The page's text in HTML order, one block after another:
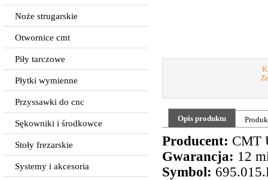
Noże strugarskie
Otwornice cmt
Piły tarczowe
Płytki wymienne
Przyssawki do cnc
Sękowniki i środkowce
Stoły frezarskie
Systemy i akcesoria
Opis produktu
Producent: CMT
Gwarancja: 12
Symbol: